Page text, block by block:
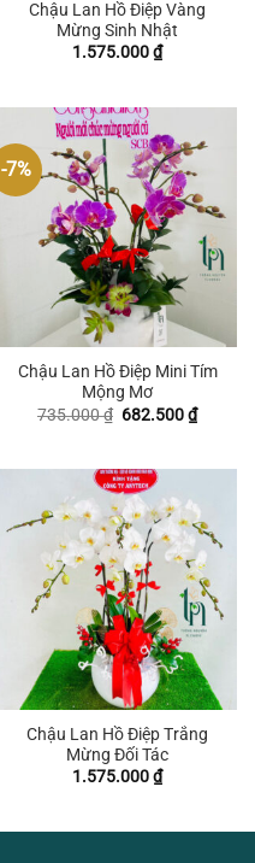
Chậu Lan Hồ Điệp Vàng
Mừng Sinh Nhật
1.575.000₫
-7%
Chậu Lan Hồ Điệp Mini Tím
Mộng Mơ
735.000₫ Giá
682.500₫Giá
hiện
Chậu Lan Hồ Điệp Trắng
Mừng Đối Tác
1.575.000₫